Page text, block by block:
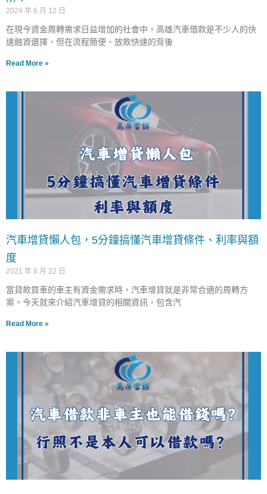
2024 年 6 月 12 日
在現今資金周轉需求日益增加的社會中，高雄汽車借款是不少人的快
速融資選擇，但在流程簡便、放款快速的背後
Read More »
汽車增貸懶人包，5分鐘搞懂汽車增貸條件、利率與額
度
2021 年 8 月 22 日
當貸款買車的車主有資金需求時，汽車增貸就是非常合適的周轉方
案。今天就來介紹汽車增貸的相關資訊，包含汽
Read More »